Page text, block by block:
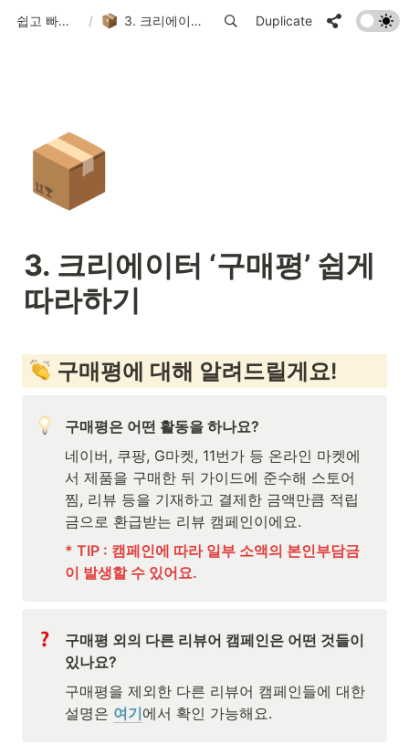
쉽고 빠르게 시작하는 FLEX 가이드 / 3. 크리에이터 ‘구매평’ 쉽게 따라하기 Duplicate
📦
3. 크리에이터 ‘구매평’ 쉽게
따라하기
구매평에 대해 알려드릴게요!
구매평은 어떤 활동을 하나요?
네이버, 쿠팡, G마켓, 11번가 등 온라인 마켓에
서 제품을 구매한 뒤 가이드에 준수해 스토어
찜, 리뷰 등을 기재하고 결제한 금액만큼 적립
금으로 환급받는 리뷰 캠페인이에요.
* TIP : 캠페인에 따라 일부 소액의 본인부담금
이 발생할 수 있어요.
구매평 외의 다른 리뷰어 캠페인은 어떤 것들이
있나요?
구매평을 제외한 다른 리뷰어 캠페인들에 대한
설명은 여기에서 확인 가능해요.